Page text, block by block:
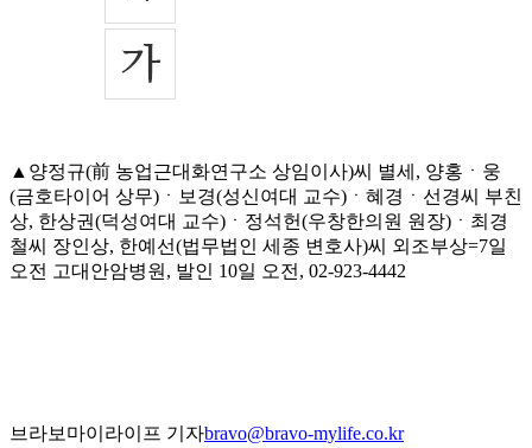
▲양정규(前 농업근대화연구소 상임이사)씨 별세, 양홍ㆍ웅
(금호타이어 상무)ㆍ보경(성신여대 교수)ㆍ혜경ㆍ선경씨 부친
상, 한상권(덕성여대 교수)ㆍ정석헌(우창한의원 원장)ㆍ최경
철씨 장인상, 한예선(법무법인 세종 변호사)씨 외조부상=7일
오전 고대안암병원, 발인 10일 오전, 02-923-4442
브라보마이라이프 기자bravo@bravo-mylife.co.kr